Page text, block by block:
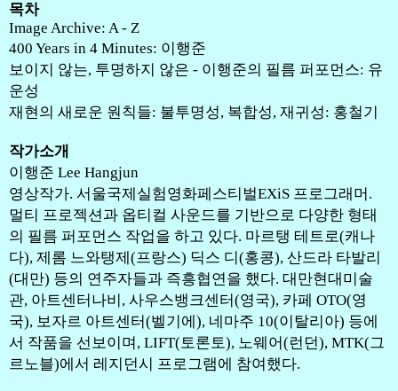
목차
Image Archive: A - Z
400 Years in 4 Minutes: 이행준
보이지 않는, 투명하지 않은 - 이행준의 필름 퍼포먼스: 유
운성
재현의 새로운 원칙들: 불투명성, 복합성, 재귀성: 홍철기
작가소개
이행준 Lee Hangjun
영상작가. 서울국제실험영화페스티벌EXiS 프로그래머.
멀티 프로젝션과 옵티컬 사운드를 기반으로 다양한 형태
의 필름 퍼포먼스 작업을 하고 있다. 마르탱 테트로(캐나
다), 제롬 느와탱제(프랑스) 딕스 디(홍콩), 산드라 타발리
(대만) 등의 연주자들과 즉흥협연을 했다. 대만현대미술
관, 아트센터나비, 사우스뱅크센터(영국), 카페 OTO(영
국), 보자르 아트센터(벨기에), 네마주 10(이탈리아) 등에
서 작품을 선보이며, LIFT(토론토), 노웨어(런던), MTK(그
르노블)에서 레지던시 프로그램에 참여했다.